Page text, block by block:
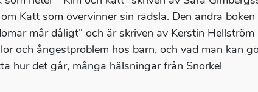
Katt som övervinner sin rädsla. Den andra boken
mår dåligt” och är skriven av Kerstin Hellström
och ångestproblem hos barn, och vad man kan
hur det går, många hälsningar från Snorkel